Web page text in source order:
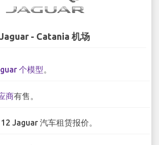
Jaguar - Catania 机场
个模型。
商有售。
Jaguar 汽车租赁报价。